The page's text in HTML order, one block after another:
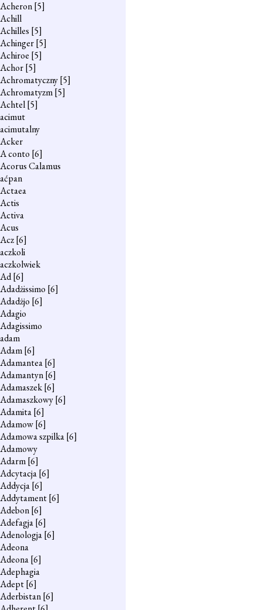
Acheron[5]
Achill
Achilles [5]
Achinger[5]
Achiroe [5]
Achor[5]
Achromatyczny[5]
Achromatyzm[5]
Achtel[5]
acimut
acimutalny
Acker
A conto [6]
Acorus Calamus
aćpan
Actaea
Actis
Activa
Acus
Acz[6]
aczkoli
aczkolwiek
Ad[6]
Adadżissimo [6]
Adadżjo [6]
Adagio
Adagissimo
adam
Adam[6]
Adamantea[6]
Adamantyn[6]
Adamaszek[6]
Adamaszkowy[6]
Adamita[6]
Adamow[6]
Adamowa szpilka[6]
Adamowy
Adarm[6]
Adcytacja[6]
Addycja[6]
Addytament[6]
Adebon[6]
Adefagja[6]
Adenologja[6]
Adeona
Adeona[6]
Adephagia
Adept[6]
Aderbistan[6]